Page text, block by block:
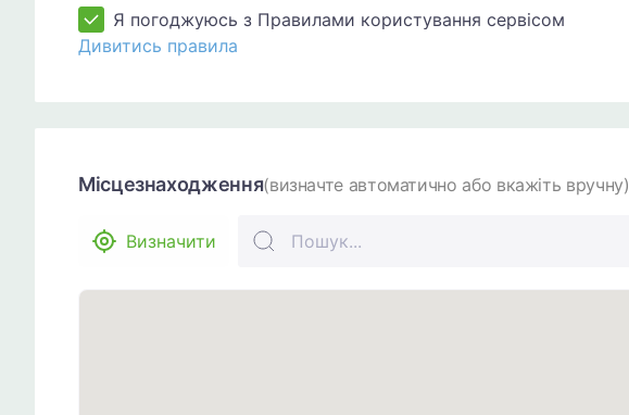
Я погоджуюсь з Правилами користування сервісом
Дивитись правила
Місцезнаходження(визначте автоматично або вкажіть вручну)
Визначити